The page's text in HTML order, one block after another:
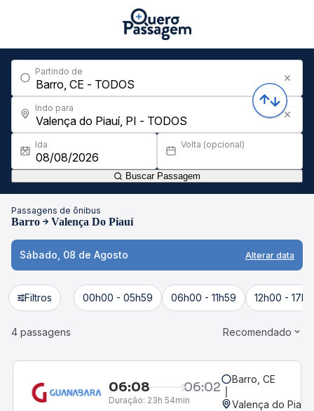
Partindo de
Indo para
Ida Volta (opcional)
Buscar Passagem
Passagens de ônibus
Barro Valença Do Piauí
Sábado, 08 de Agosto Alterar data
Filtros 00h00 - 05h59 06h00 - 11h59 12h00 -
4 passagens Recomendado
06:08 06:02
Duração: 23h 54min
Barro, CE
Valença do